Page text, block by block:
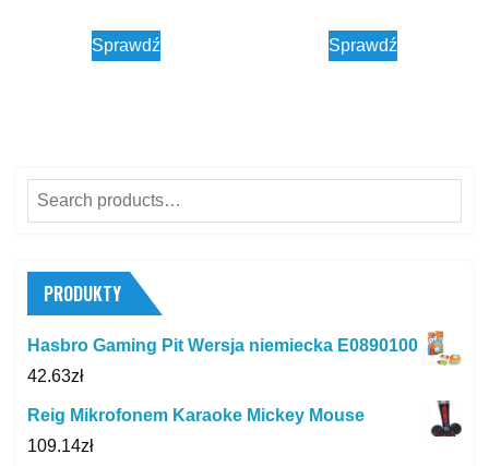
Sprawdź Sprawdź
Search
for:
PRODUKTY
Hasbro Gaming Pit Wersja niemiecka E0890100
42.63zł
Reig Mikrofonem Karaoke Mickey Mouse
109.14zł